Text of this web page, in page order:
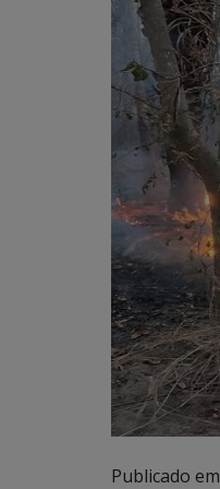
Publicado em